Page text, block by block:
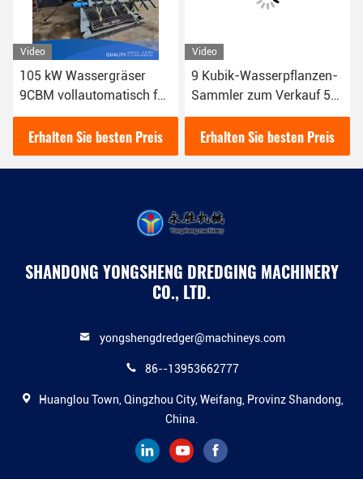
für
Preis
Video
9 Kubik-Wasserpflanzen-
Sammler zum Verkauf 5
km/h zum Sammeln und
Reinigen von
Flusswasserpflanzen
Erhalten Sie besten Preis
Multi-Funktion
Wasserpflanzen-
Harvester zur
von Flüssen und
Erhalten Sie
SHANDONG YONGSHENG DREDGING MACHINERY
CO., LTD.
yongshengdredger@machineys.com
86--13953662777
Huanglou Town, Qingzhou City, Weifang, Provinz Shandong,
China.